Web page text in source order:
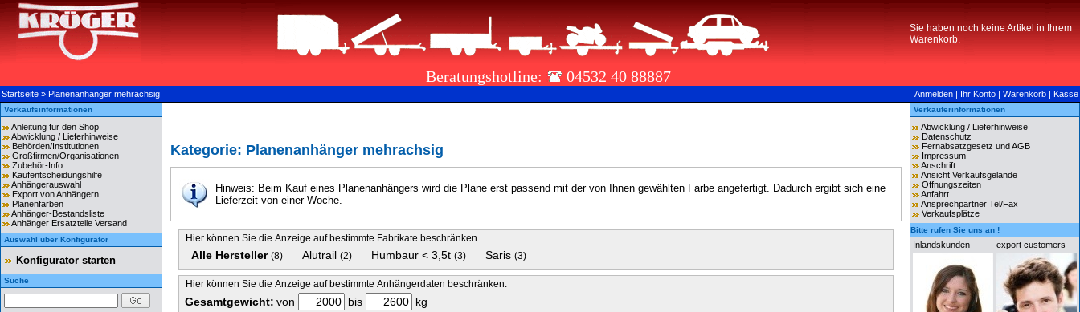
Sie haben noch keine Artikel in Ihrem
Warenkorb.
Beratungshotline: 04532 40 88887
Startseite » Planenanhänger mehrachsig Anmelden | Ihr Konto | Warenkorb | Kasse
Verkaufsinformationen
Anleitung für den Shop
Abwicklung / Lieferhinweise
Behörden/Institutionen
Großfirmen/Organisationen
Zubehör-Info
Kaufentscheidungshilfe
Anhängerauswahl
Export von Anhängern
Planenfarben
Anhänger-Bestandsliste
Anhänger Ersatzteile Versand
Auswahl über Konfigurator
Konfigurator starten
Suche
Kategorie: Planenanhänger mehrachsig
Hinweis: Beim Kauf eines Planenanhängers wird die Plane erst passend mit der von Ihnen gewählten Farbe angefertigt. Dadurch ergibt sich eine
Lieferzeit von einer Woche.
Hier können Sie die Anzeige auf bestimmte Fabrikate beschränken.
Alle Hersteller (8) Alutrail (2) Humbaur < 3,5t (3) Saris (3)
Hier können Sie die Anzeige auf bestimmte Anhängerdaten beschränken.
Gesamtgewicht: von bis
kg
Verkäuferinformationen
Abwicklung / Lieferhinweise
Datenschutz
Fernabsatzgesetz und AGB
Impressum
Anschrift
Ansicht Verkaufsgelände
Öffnungszeiten
Anfahrt
Ansprechpartner Tel/Fax
Verkaufsplätze
Bitte rufen Sie uns an !
Inlandskunden export customers